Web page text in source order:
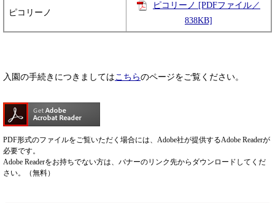
ピコリーノ
ピコリーノ [PDFファイル／
838KB]
入園の手続きにつきましてはこちらのページをご覧ください。
PDF形式のファイルをご覧いただく場合には、Adobe社が提供するAdobe Readerが
必要です。
Adobe Readerをお持ちでない方は、バナーのリンク先からダウンロードしてくだ
さい。（無料）